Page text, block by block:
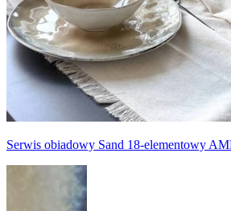
Serwis obiadowy Sand 18-elementowy